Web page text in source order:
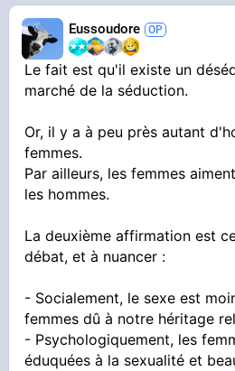
Eussoudore
Le fait est qu'il existe un
marché de la séduction.
Or, il y a à peu près autant
femmes.
Par ailleurs, les femmes
les hommes.
La deuxième affirmation est
débat, et à nuancer :
- Socialement, le sexe est
femmes dû à notre héritage
- Psychologiquement, les
éduquées à la sexualité et